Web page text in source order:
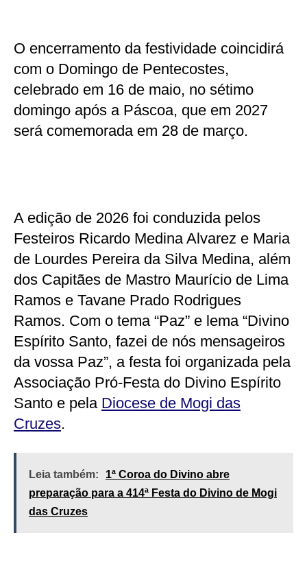
O encerramento da festividade coincidirá
com o Domingo de Pentecostes,
celebrado em 16 de maio, no sétimo
domingo após a Páscoa, que em 2027
será comemorada em 28 de março.
A edição de 2026 foi conduzida pelos
Festeiros Ricardo Medina Alvarez e Maria
de Lourdes Pereira da Silva Medina, além
dos Capitães de Mastro Maurício de Lima
Ramos e Tavane Prado Rodrigues
Ramos. Com o tema “Paz” e lema “Divino
Espírito Santo, fazei de nós mensageiros
da vossa Paz”, a festa foi organizada pela
Associação Pró-Festa do Divino Espírito
Santo e pela Diocese de Mogi das
Cruzes.
Leia também:
1ª Coroa do Divino abre
preparação para a 414ª Festa do Divino de Mogi
das Cruzes